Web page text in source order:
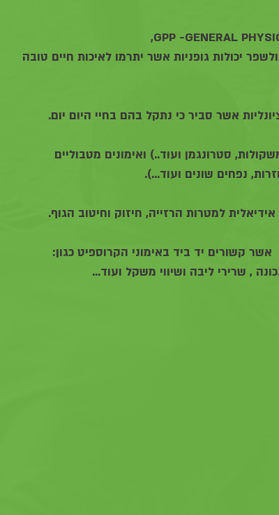
GPP -GENERAL
יכולות גופניות אשר יתרמו לאיכות חיים טובה
אשר סביר כי נתקל בהם בחיי היום יום.
סטרונגמן ועוד..) ואימונים מטבוליים
נפחים שונים ועוד...).
למטרות הרזייה, חיזוק וחיטוב הגוף.
קשורים יד ביד באימוני הקרוספיט כגון:
, שרירי ליבה ושיווי משקל ועוד...